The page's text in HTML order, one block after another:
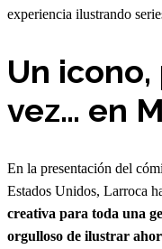
experiencia ilustrando
Un
vez… en
En la presentación del
Estados Unidos, Larroca
creativa para toda una
orgulloso de ilustrar